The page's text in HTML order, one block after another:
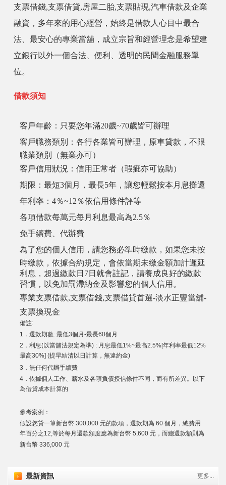
支票借錢,支票借貸,房屋二胎,支票貼現,汽車借款及企業
融資，多年來的用心經營，始終是借款人心目中最合
法、最安心的專業當舖，成立宗旨和經營理念是希望建
立銀行以外一個合法、便利、透明的民間金融服務單
位。
借款須知
客戶年齡：只要您年滿20歲~70歲皆可辦理
客戶職務類別：各行各業皆可辦理，原車貸款，不限
職業類別（無業亦可）
客戶信用狀況：信用正常者（瑕疵亦可協助）
期限：最短3個月，最長5年，讓您輕鬆按本月息攤還
年利率：4％~12％依信用條件評等
各項借款每萬元每月利息最高為2.5％
免手續費、代辦費
為了您的個人信用，請您務必準時繳款，如果您未按
時繳款，依據合約規定，會依當期未繳金額加計遲延
利息，超過繳款日7日就會註記，請養成良好的繳款
習慣，以免加罰滯納金及影響您的個人信用。
專業支票借款,支票借錢,支票借貸首選-淡水正豐當舖-
支票換現金
備註:
1．還款期數: 最低3個月-最長60個月
2．利息(以當舖法規定為準) : 月息最低1%~最高2.5%[年利率最低12%
最高30%] (提早結清以日計算，無違約金)
3．無任何代辦手續費
4．依據個人工作、薪水及各項負債授信條件不同，而有所差異。以下
為借貸成本計算的
參考案例：
假設您貸一筆新台幣 300,000 元的款項，還款期為 60 個月，總費用
年百分之12,等於每月還款額度應為新台幣 5,600 元，而總還款額則為
新台幣 336,000 元
最新資訊 更多...